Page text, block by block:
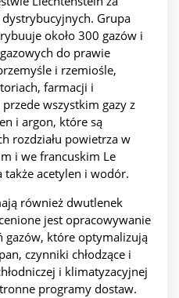
Grupa
około 300 gazów i
do prawie
i rzemiośle,
farmacji i
wszystkim gazy z
i argon, które są
rozdziału powietrza w
i we francuskim Le
także acetylen i wodór.
również dwutlenek
jest opracowywanie
gazów, które optymalizują
czynniki chłodzące i
i klimatyzacyjnej
programy dostaw.